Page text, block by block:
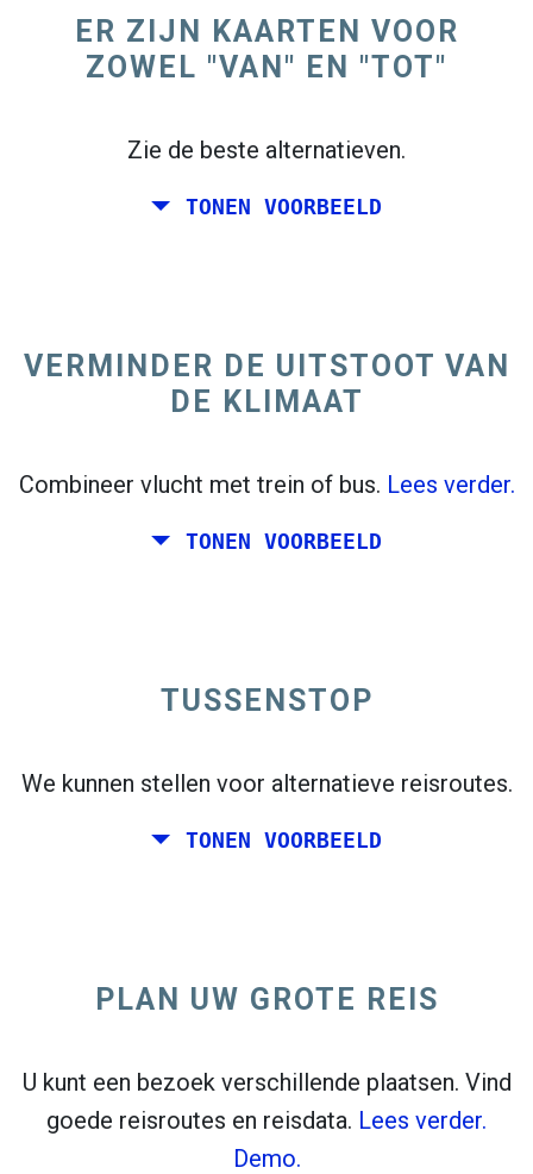
ER ZIJN KAARTEN VOOR
ZOWEL "VAN" EN "TOT"
Zie de beste alternatieven.
TONEN VOORBEELD
Eerder gevonden. Klik op flight_takeoffom de vertrekkaart
VERMINDER DE UITSTOOT VAN
DE KLIMAAT
Combineer vlucht met trein of bus. Lees verder.
TONEN VOORBEELD
Kies de exacte data voorRetourofEnkele reis
Probeer ditopen_in_new
TUSSENSTOP
We kunnen stellen voor alternatieve reisroutes.
TONEN VOORBEELD
PLAN UW GROTE REIS
U kunt een bezoek verschillende plaatsen. Vind
goede reisroutes en reisdata. Lees verder.
Demo.